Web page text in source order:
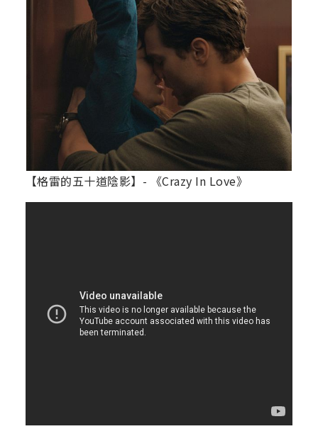
【格雷的五十道陰影】- 《Crazy In Love》